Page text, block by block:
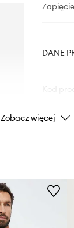
Zapięcie
DANE
Kolor
Zobacz więcej